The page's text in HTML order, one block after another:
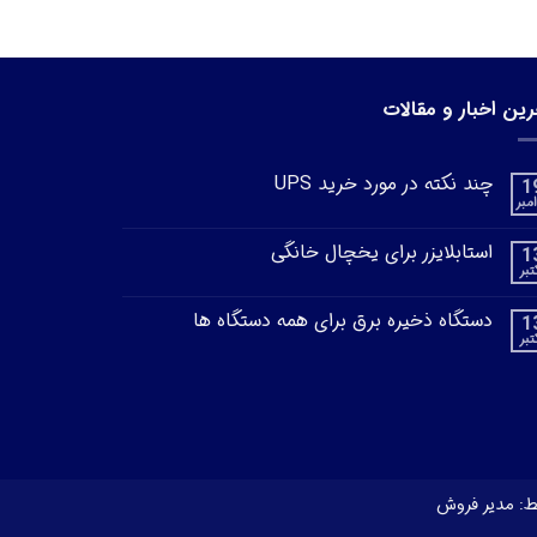
اخبار و مقالات
چند نکته در مورد خرید UPS
استابلایزر برای یخچال خانگی
دستگاه ذخیره برق برای همه دستگاه ها
مدیر فروش